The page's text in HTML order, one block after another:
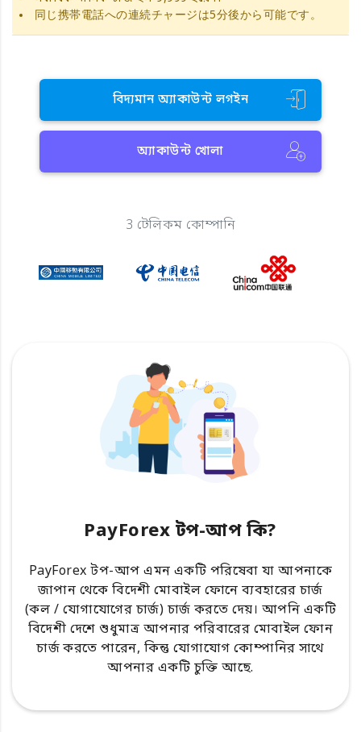
同じ携帯電話への連続チャージは5分後から可能です。
বিদ্যমান অ্যাকাউন্ট লগইন
অ্যাকাউন্ট খোলা
3 টেলিকম কোম্পানি
PayForex টপ-আপ কি?
PayForex টপ-আপ এমন একটি পরিষেবা যা আপনাকে
জাপান থেকে বিদেশী মোবাইল ফোনে ব্যবহারের চার্জ
(কল / যোগাযোগের চার্জ) চার্জ করতে দেয়। আপনি একটি
বিদেশী দেশে শুধুমাত্র আপনার পরিবারের মোবাইল ফোন
চার্জ করতে পারেন, কিন্তু যোগাযোগ কোম্পানির সাথে
আপনার একটি চুক্তি আছে.